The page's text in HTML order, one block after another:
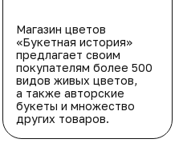
Магазин цветов
«Букетная история»
предлагает своим
покупателям более 500
видов живых цветов,
а также авторские
букеты и множество
других товаров.